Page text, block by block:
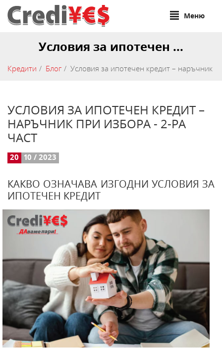
Меню
Условия за ипотечен ...
Кредити Блог Условия за ипотечен кредит – наръчник
УСЛОВИЯ ЗА ИПОТЕЧЕН КРЕДИТ –
НАРЪЧНИК ПРИ ИЗБОРА - 2-РА
ЧАСТ
20 10 / 2023
КАКВО ОЗНАЧАВА ИЗГОДНИ УСЛОВИЯ ЗА
ИПОТЕЧЕН КРЕДИТ